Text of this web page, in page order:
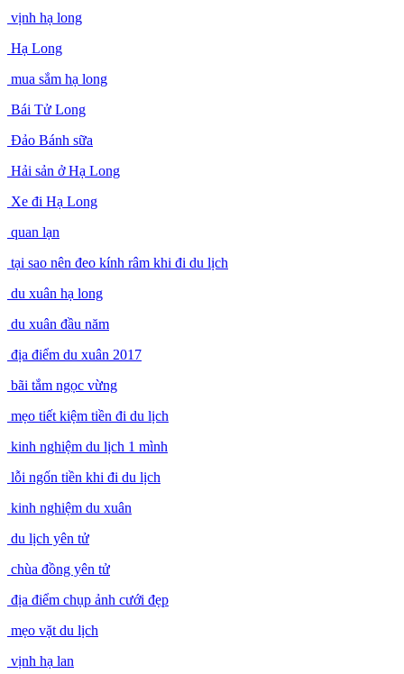
vịnh hạ long
Hạ Long
mua sắm hạ long
Bái Tử Long
Đảo Bánh sữa
Hải sản ở Hạ Long
Xe đi Hạ Long
quan lạn
tại sao nên đeo kính râm khi đi du lịch
du xuân hạ long
du xuân đầu năm
địa điểm du xuân 2017
bãi tắm ngọc vừng
mẹo tiết kiệm tiền đi du lịch
kinh nghiệm du lịch 1 mình
lỗi ngốn tiền khi đi du lịch
kinh nghiệm du xuân
du lịch yên tử
chùa đồng yên tử
địa điểm chụp ảnh cưới đẹp
mẹo vặt du lịch
vịnh hạ lan